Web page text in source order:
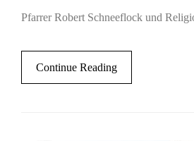
Pfarrer Robert Schneeflock und
Continue Reading